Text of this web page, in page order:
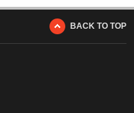
BACK TO TOP